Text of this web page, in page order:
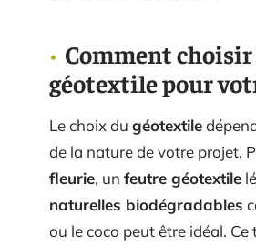
Comment choisir
géotextile pour
Le choix du géotextile
de la nature de votre projet.
fleurie, un feutre géotextile
naturelles biodégradables
ou le coco peut être idéal. Ce